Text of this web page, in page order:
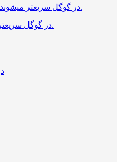
وب سایت های HTTPS در گوگل سریعتر میشوند.